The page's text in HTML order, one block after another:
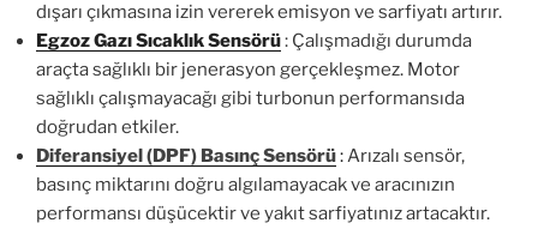
dışarı çıkmasına izin vererek emisyon ve sarfiyatı artırır.
Egzoz Gazı Sıcaklık Sensörü: Çalışmadığı durumda
araçta sağlıklı bir jenerasyon gerçekleşmez. Motor
sağlıklı çalışmayacağı gibi turbonun performansıda
doğrudan etkiler.
Diferansiyel (DPF) Basınç Sensörü:Arızalı sensör,
basınç miktarını doğru algılamayacak ve aracınızın
performansı düşücektir ve yakıt sarfiyatınız artacaktır.